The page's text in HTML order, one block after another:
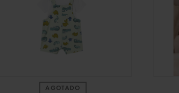
AGOTADO